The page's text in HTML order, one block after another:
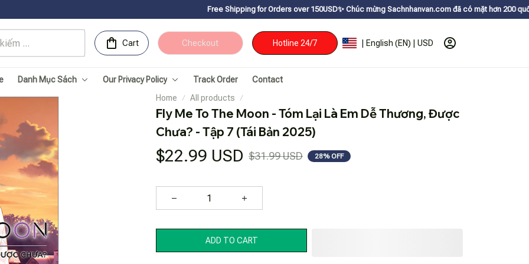
Free Shipping for Orders over 150USDㅤ✨ Chúc mừng Sachnhanvan.com đã có mặt hơn 200 quốc gia như Mỹ,
Cart Checkout Hotline 24/7 | English (EN) | USD
Danh Mục Sách Our Privacy Policy Track Order
Contact
Home
All products
Fly Me To The Moon - Tóm Lại Là Em Dễ Thương, Được
Chưa? - Tập 7 (Tái Bản 2025)
$22.99 USD $31.99 USD 28% OFF
ADD TO CART